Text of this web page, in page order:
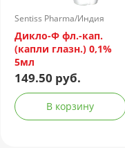
Sentiss Pharma/Индия
Дикло-Ф фл.-кап.
(капли глазн.) 0,1%
5мл
149.50 руб.
В корзину